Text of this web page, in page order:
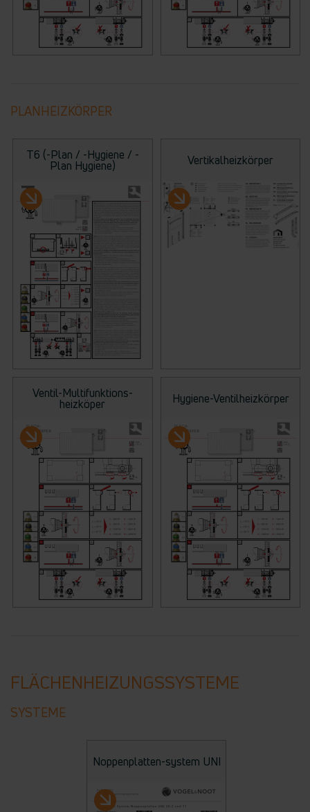
PLANHEIZKÖRPER
T6 (-Plan / -Hygiene / -
Plan Hygiene) Vertikalheizkörper
Ventil-Multifunktions-
heizköper Hygiene-Ventilheizkörper
FLÄCHENHEIZUNGSSYSTEME
SYSTEME
Noppenplatten-system UNI